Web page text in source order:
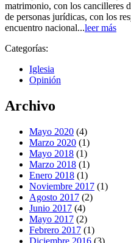
matrimonio, con los cancilleres
de personas jurídicas, con los
encuentro nacional...leer más
Categorías:
Iglesia
Opinión
Archivo
Mayo 2020 (4)
Marzo 2020 (1)
Mayo 2018 (1)
Marzo 2018 (1)
Enero 2018 (1)
Noviembre 2017 (1)
Agosto 2017 (2)
Junio 2017 (4)
Mayo 2017 (2)
Febrero 2017 (1)
Diciembre 2016 (3)